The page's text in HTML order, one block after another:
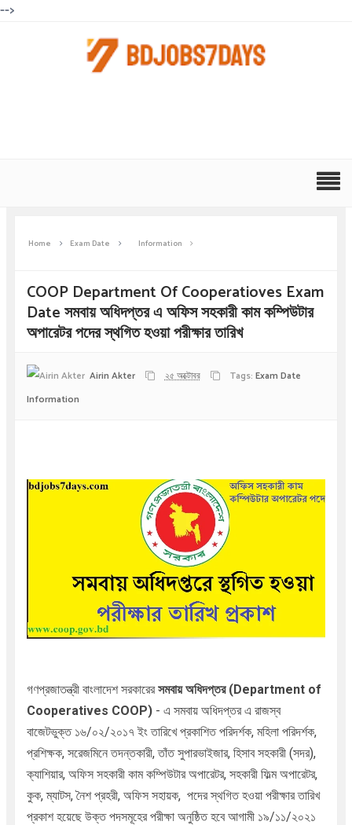
-->
Home Exam Date Information
COOP Department Of Cooperatioves Exam
Date সমবায় অধিদপ্তর এ অফিস সহকারী কাম কম্পিউটার
অপারেটর পদের স্থগিত হওয়া পরীক্ষার তারিখ
Airin Akter ২৫ অক্টোবর Tags: Exam Date
Information
গণপ্রজাতন্ত্রী বাংলাদেশ সরকারের সমবায় অধিদপ্তর(Department of
Cooperatives COOP) - এ সমবায় অধিদপ্তর এ রাজস্ব
বাজেটভুক্ত ১৬/০২/২০১৭ ইং তারিখে প্রকাশিত পরিদর্শক, মহিলা পরিদর্শক,
প্রশিক্ষক, সরেজমিনে তদন্তকারী, তাঁত সুপারভাইজার, হিসাব সহকারী (সদর),
ক্যাশিয়ার, অফিস সহকারী কাম কম্পিউটার অপারেটর, সহকারী ফিল্ম অপারেটর,
কুক, ম্যাটস, নৈশ প্রহরী, অফিস সহায়ক, পদের স্থগিত হওয়া পরীক্ষার তারিখ
প্রকাশ হয়েছে উক্ত পদসমূহের পরীক্ষা অনুষ্ঠিত হবে আগামী ১৯/১১/২০২১